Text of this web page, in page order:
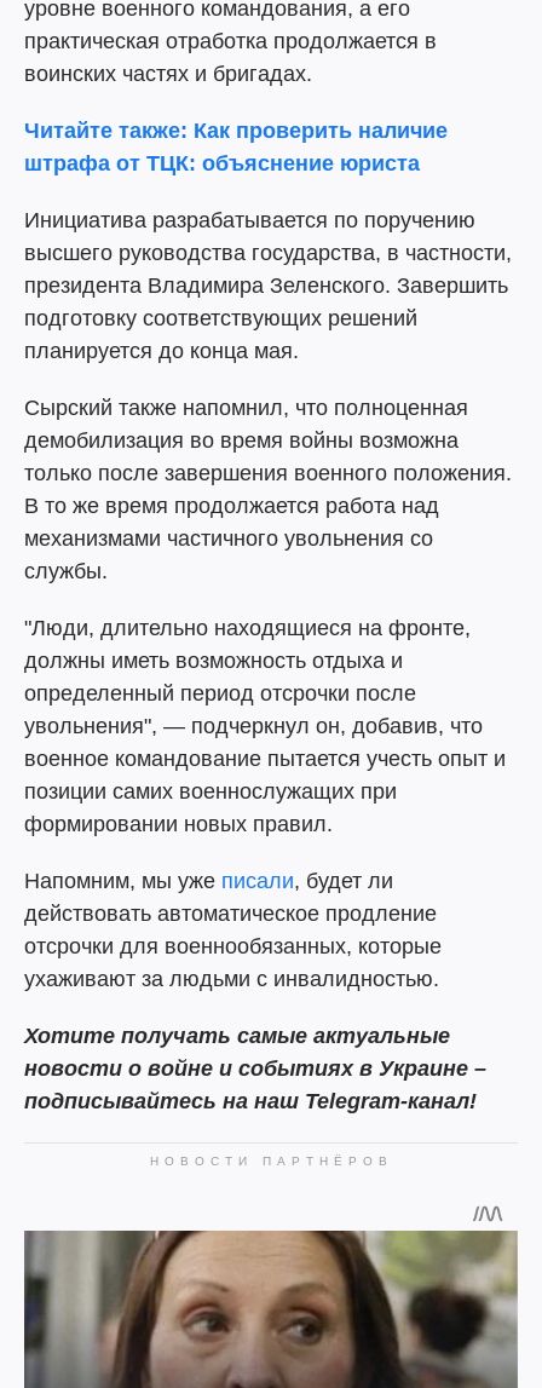
уровне военного командования, а его
практическая отработка продолжается в
воинских частях и бригадах.
Читайте также: Как проверить наличие
штрафа от ТЦК: объяснение юриста
Инициатива разрабатывается по поручению
высшего руководства государства, в частности,
президента Владимира Зеленского. Завершить
подготовку соответствующих решений
планируется до конца мая.
Сырский также напомнил, что полноценная
демобилизация во время войны возможна
только после завершения военного положения.
В то же время продолжается работа над
механизмами частичного увольнения со
службы.
"Люди, длительно находящиеся на фронте,
должны иметь возможность отдыха и
определенный период отсрочки после
увольнения", — подчеркнул он, добавив, что
военное командование пытается учесть опыт и
позиции самих военнослужащих при
формировании новых правил.
Напомним, мы уже писали, будет ли
действовать автоматическое продление
отсрочки для военнообязанных, которые
ухаживают за людьми с инвалидностью.
Хотите получать самые актуальные
новости о войне и событиях в Украине –
подписывайтесь на наш Telegram-канал!